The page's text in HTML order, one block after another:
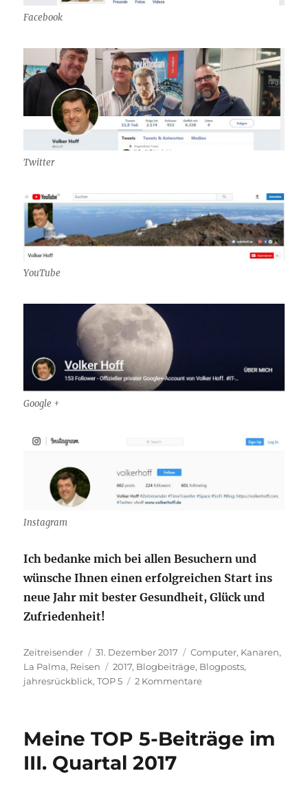
Facebook
Twitter
YouTube
Google +
Instagram
Ich bedanke mich bei allen Besuchern und
wünsche Ihnen einen erfolgreichen Start ins
neue Jahr mit bester Gesundheit, Glück und
Zufriedenheit!
Autor
Zeitreisender
Veröffentlicht
am
31. Dezember 2017 Kategorien
Computer, Kanaren,
La Palma, Reisen Schlagwörter
2017, Blogbeiträge, Blogposts,
jahresrückblick,TOP 5 2 Kommentarezu
2017
Meine TOP 5-Beiträge im
III. Quartal 2017